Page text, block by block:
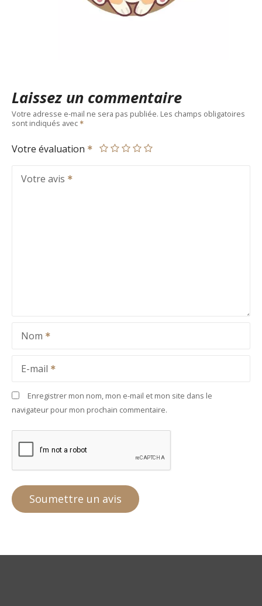
Laissez un commentaire
Votre adresse e-mail ne sera pas publiée. Les champs obligatoires
sont indiqués avec
Votre évaluation
Votre avis
Nom
E-mail
Enregistrer mon nom, mon e-mail et mon site dans le
navigateur pour mon prochain commentaire.